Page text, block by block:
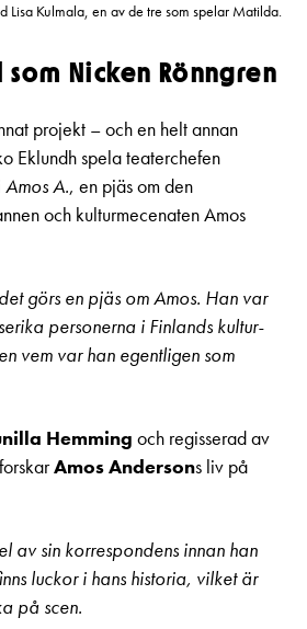
Lisa Kulmala, en av de tre som spelar Matilda.
som Nicken Rönngren
projekt – och en helt annan
Eklundh spela teaterchefen
Amos A., en pjäs om den
och kulturmecenaten Amos
görs en pjäs om Amos. Han var
personerna i Finlands kultur-
vem var han egentligen som
Hemming och regisserad av
Amos Andersons liv på
av sin korrespondens innan han
luckor i hans historia, vilket är
på scen.